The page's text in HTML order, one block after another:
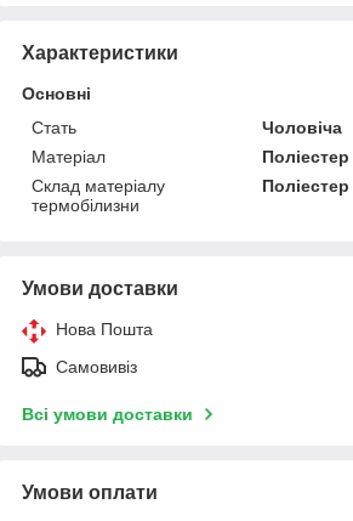
Характеристики
Основні
Стать
Чоловіча
Матеріал
Поліестер
Склад матеріалу
термобілизни
Поліестер
Умови доставки
Нова Пошта
Самовивіз
Всі умови доставки
Умови оплати